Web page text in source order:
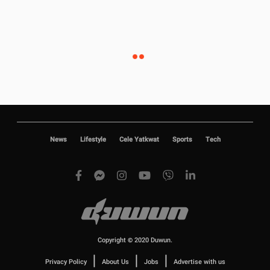
News Lifestyle Cele Yatkwat Sports Tech
Copyright © 2020 Duwun.
Privacy Policy | About Us | Jobs | Advertise with us